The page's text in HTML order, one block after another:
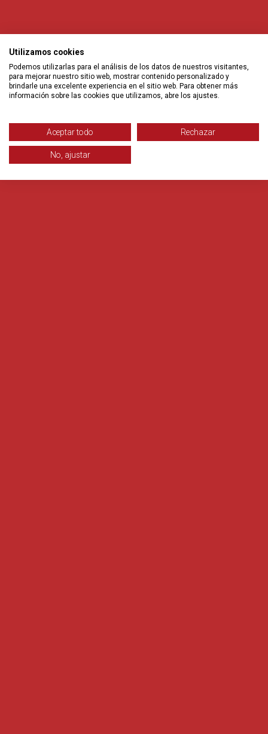
Utilizamos cookies
Podemos utilizarlas para el análisis de los datos de nuestros visitantes,
para mejorar nuestro sitio web, mostrar contenido personalizado y
brindarle una excelente experiencia en el sitio web. Para obtener más
información sobre las cookies que utilizamos, abre los ajustes.
Aceptar todo Rechazar
No, ajustar